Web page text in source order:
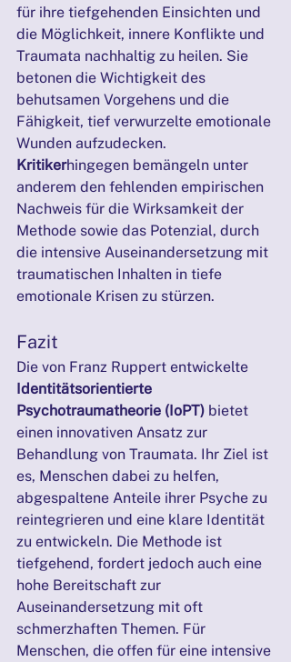
für ihre tiefgehenden Einsichten und
die Möglichkeit, innere Konflikte und
Traumata nachhaltig zu heilen. Sie
betonen die Wichtigkeit des
behutsamen Vorgehens und die
Fähigkeit, tief verwurzelte emotionale
Wunden aufzudecken.
Kritikerhingegen bemängeln unter
anderem den fehlenden empirischen
Nachweis für die Wirksamkeit der
Methode sowie das Potenzial, durch
die intensive Auseinandersetzung mit
traumatischen Inhalten in tiefe
emotionale Krisen zu stürzen.
Fazit
Die von Franz Ruppert entwickelte
Identitätsorientierte
Psychotraumatheorie (IoPT) bietet
einen innovativen Ansatz zur
Behandlung von Traumata. Ihr Ziel ist
es, Menschen dabei zu helfen,
abgespaltene Anteile ihrer Psyche zu
reintegrieren und eine klare Identität
zu entwickeln. Die Methode ist
tiefgehend, fordert jedoch auch eine
hohe Bereitschaft zur
Auseinandersetzung mit oft
schmerzhaften Themen. Für
Menschen, die offen für eine intensive